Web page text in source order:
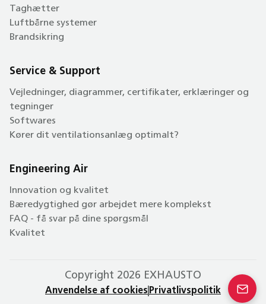
Taghætter
Luftbårne systemer
Brandsikring
Service & Support
Vejledninger, diagrammer, certifikater, erklæringer og
tegninger
Softwares
Kører dit ventilationsanlæg optimalt?
Engineering Air
Innovation og kvalitet
Bæredygtighed gør arbejdet mere komplekst
FAQ - få svar på dine spørgsmål
Kvalitet
Copyright 2026 EXHAUSTO
Anvendelse af cookies Privatlivspolitik